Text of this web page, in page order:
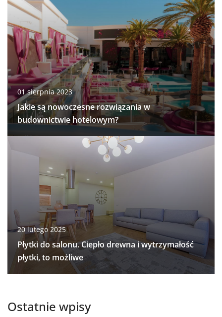
01 sierpnia 2023
Jakie są nowoczesne rozwiązania w
budownictwie hotelowym?
20 lutego 2025
Płytki do salonu. Ciepło drewna i wytrzymałość
płytki, to możliwe
Ostatnie wpisy